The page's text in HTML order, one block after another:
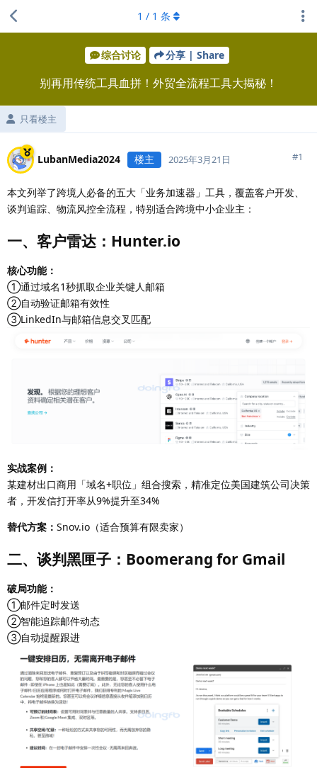
综合讨论 分享 | Share
别再用传统工具血拼！外贸全流程工具大揭秘！
只看楼主
1 / 1 条
LubanMedia2024 楼主 2025年3月21日 #1
本文列举了跨境人必备的五大「业务加速器」工具，覆盖客户开发、
谈判追踪、物流风控全流程，特别适合跨境中小企业主：
一、客户雷达：Hunter.io
核心功能：
①通过域名1秒抓取企业关键人邮箱
②自动验证邮箱有效性
③LinkedIn与邮箱信息交叉匹配
实战案例：
某建材出口商用「域名+职位」组合搜索，精准定位美国建筑公司决策
者，开发信打开率从9%提升至34%
替代方案： Snov.io（适合预算有限卖家）
二、谈判黑匣子：Boomerang for Gmail
破局功能：
①邮件定时发送
②智能追踪邮件动态
③自动提醒跟进